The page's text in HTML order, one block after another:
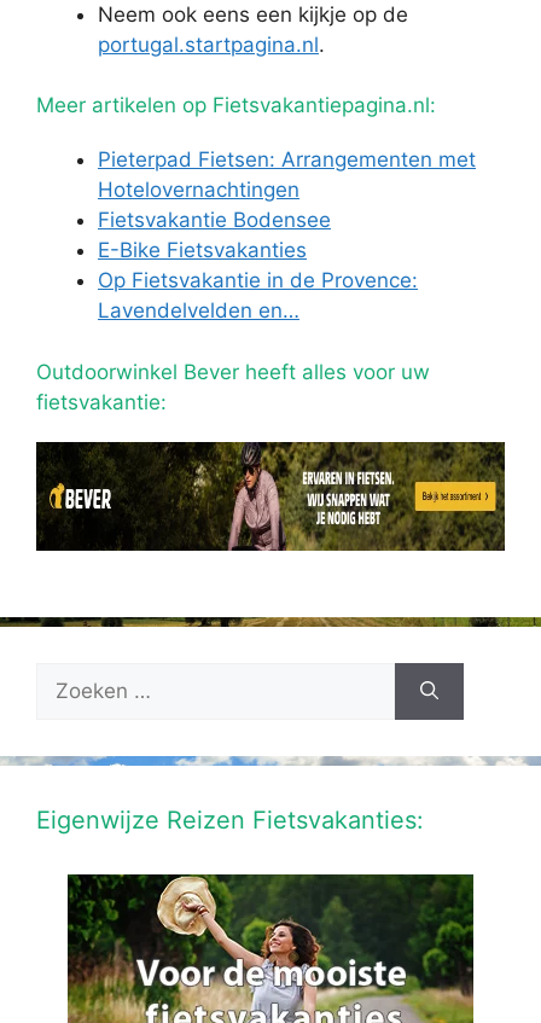
Neem ook eens een kijkje op de
portugal.startpagina.nl.
Meer artikelen op Fietsvakantiepagina.nl:
Pieterpad Fietsen: Arrangementen met
Hotelovernachtingen
Fietsvakantie Bodensee
E-Bike Fietsvakanties
Op Fietsvakantie in de Provence:
Lavendelvelden en…
Outdoorwinkel Bever heeft alles voor uw
fietsvakantie:
Zoek
Eigenwijze Reizen Fietsvakanties: